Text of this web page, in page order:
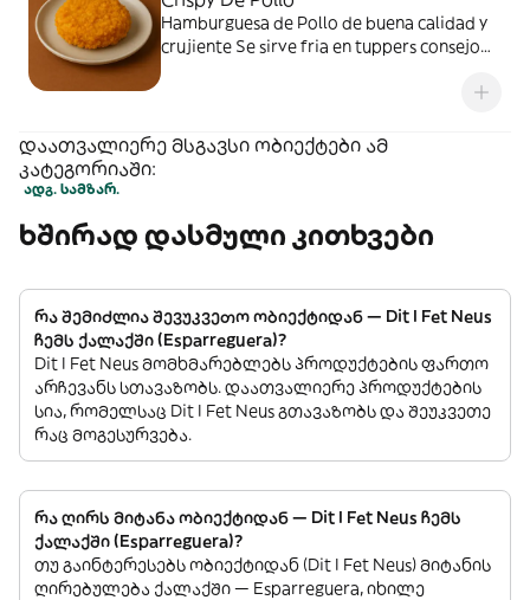
Hamburguesa de Pollo de buena calidad y
crujiente Se sirve fria en tuppers consejo
დაათვალიერე მსგავსი ობიექტები ამ
კატეგორიაში:
ადგ. სამზარ.
ხშირად დასმული კითხვები
რა შემიძლია შევუკვეთო ობიექტიდან — Dit I Fet Neus
ჩემს ქალაქში (Esparreguera)?
Dit I Fet Neus მომხმარებლებს პროდუქტების ფართო
არჩევანს სთავაზობს. დაათვალიერე პროდუქტების
სია, რომელსაც Dit I Fet Neus გთავაზობს და შეუკვეთე
რაც მოგესურვება.
რა ღირს მიტანა ობიექტიდან — Dit I Fet Neus ჩემს
ქალაქში (Esparreguera)?
თუ გაინტერესებს ობიექტიდან (Dit I Fet Neus) მიტანის
ღირებულება ქალაქში — Esparreguera, იხილე